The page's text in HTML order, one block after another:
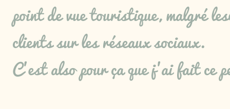
point de vue touristique, malgré les
clients sur les réseaux sociaux.
C'est also pour ça que j'ai fait ce